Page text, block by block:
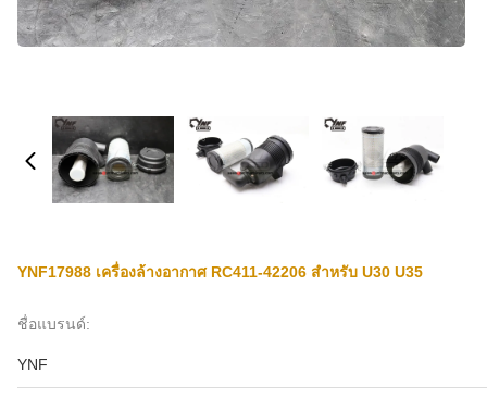
YNF17988 เครื่องล้างอากาศ RC411-42206 สําหรับ U30 U35
ชื่อแบรนด์:
YNF